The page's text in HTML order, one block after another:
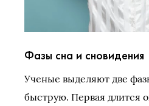
Фазы сна и сновидения
Ученые выделяют две
быструю. Первая длится